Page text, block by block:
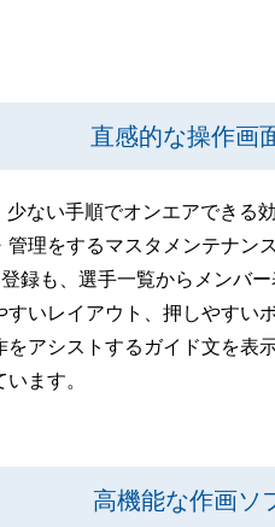
直感的な操作画
ない手順でオンエアできる
理をするマスタメンテナ
録も、選手一覧からメンバ
いレイアウト、押しやすい
アシストするガイド文を表
ます。
高機能な作画ソ